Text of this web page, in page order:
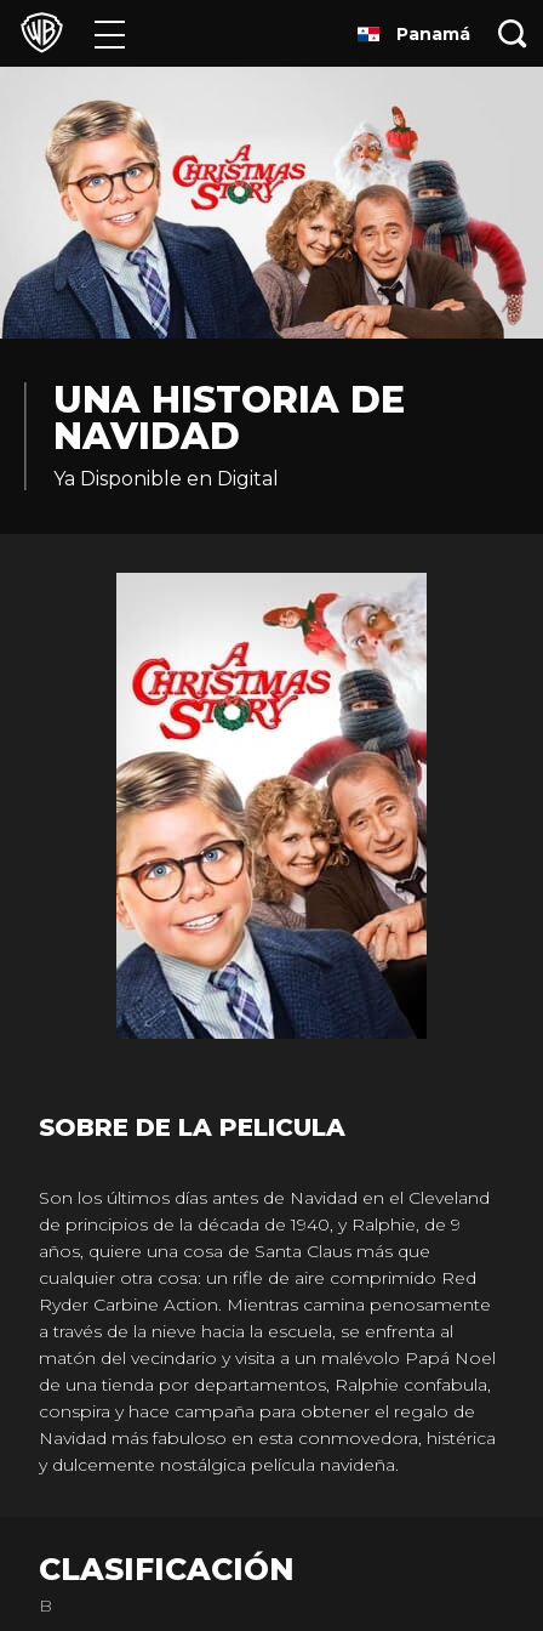
Películas
Series
Juegos y Aplicaciones
Franquicias
Colecciones
Experiencias
Panamá
UNA HISTORIA DE
NAVIDAD
Ya Disponible en Digital
SOBRE DE LA PELICULA
Son los últimos días antes de Navidad en el Cleveland
de principios de la década de 1940, y Ralphie, de 9
años, quiere una cosa de Santa Claus más que
cualquier otra cosa: un rifle de aire comprimido Red
Ryder Carbine Action. Mientras camina penosamente
a través de la nieve hacia la escuela, se enfrenta al
matón del vecindario y visita a un malévolo Papá Noel
de una tienda por departamentos, Ralphie confabula,
conspira y hace campaña para obtener el regalo de
Navidad más fabuloso en esta conmovedora, histérica
y dulcemente nostálgica película navideña.
CLASIFICACIÓN
B